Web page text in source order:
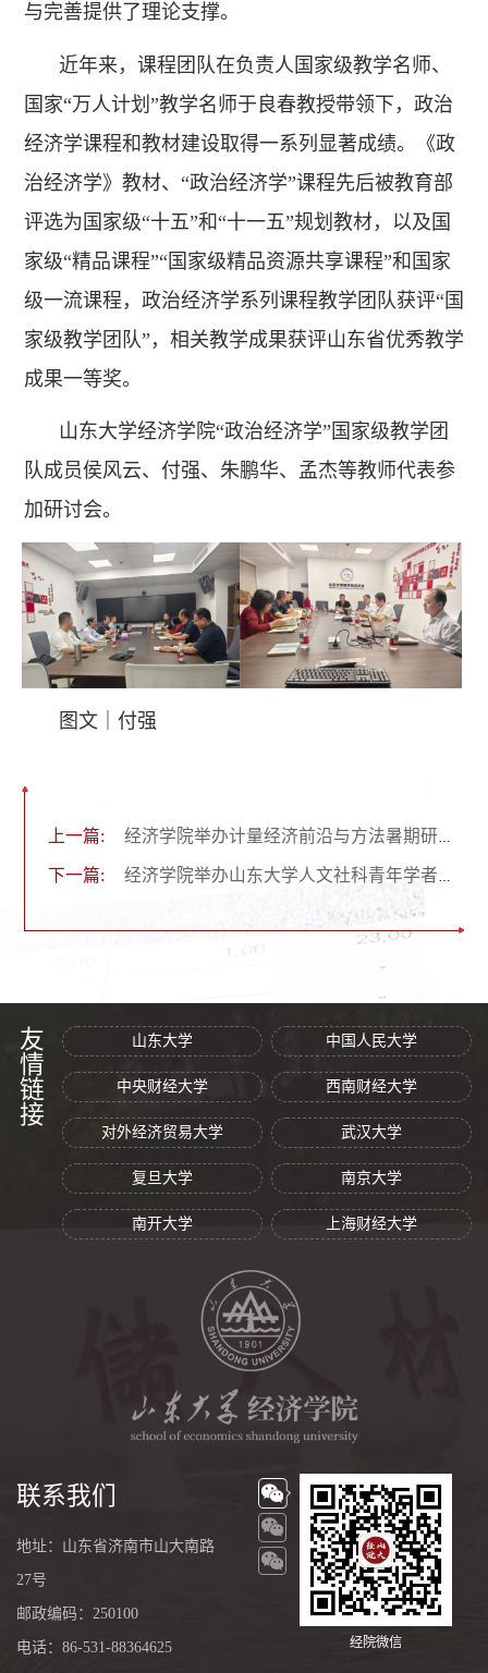
与完善提供了理论支撑。
近年来，课程团队在负责人国家级教学名师、
国家“万人计划”教学名师于良春教授带领下，政治
经济学课程和教材建设取得一系列显著成绩。《政
治经济学》教材、“政治经济学”课程先后被教育部
评选为国家级“十五”和“十一五”规划教材，以及国
家级“精品课程”“国家级精品资源共享课程”和国家
级一流课程，政治经济学系列课程教学团队获评“国
家级教学团队”，相关教学成果获评山东省优秀教学
成果一等奖。
山东大学经济学院“政治经济学”国家级教学团
队成员侯风云、付强、朱鹏华、孟杰等教师代表参
加研讨会。
图文｜付强
上一篇: 经济学院举办计量经济前沿与方法暑期研讨会
下一篇: 经济学院举办山东大学人文社科青年学者学术沙龙暨第二届发展经济学青年学者论坛
友情链接 山东大学 中国人民大学
中央财经大学 西南财经大学
对外经济贸易大学 武汉大学
复旦大学 南京大学
南开大学 上海财经大学
联系我们
地址：山东省济南市山大南路
27号
邮政编码：250100
电话：86-531-88364625 经院微信